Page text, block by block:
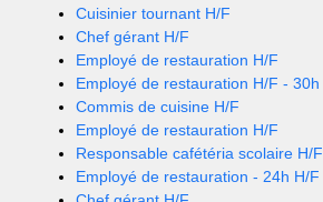
Cuisinier tournant H/F
Chef gérant H/F
Employé de restauration H/F
Employé de restauration H/F - 30h
Commis de cuisine H/F
Employé de restauration H/F
Responsable cafétéria scolaire H/F
Employé de restauration - 24h H/F